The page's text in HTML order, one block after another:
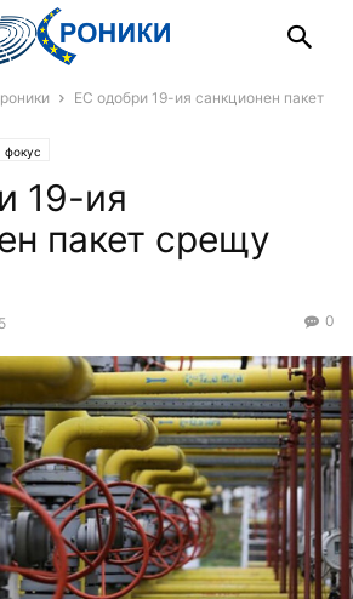
ЕС одобри 19-ия санкционен пакет
фокус
19-ия
пакет срещу
0